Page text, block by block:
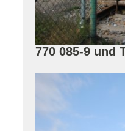
770 085-9 und